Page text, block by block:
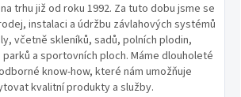
trhu již od roku 1992. Za tuto dobu jsme se
instalaci a údržbu závlahových systémů
včetně skleníků, sadů, polních plodin,
a sportovních ploch. Máme dlouholeté
know-how, které nám umožňuje
kvalitní produkty a služby.